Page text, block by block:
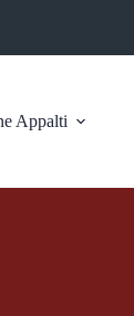
Appalti